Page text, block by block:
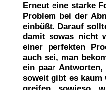
Erneut eine starke
Problem bei der
einbüßt. Darauf
damit sowas nicht
einer perfekten
auch sei, man
ein paar
soweit gibt es kaum
greifen sowieso